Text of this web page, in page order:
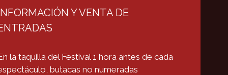
Y VENTA DE
la taquilla del Festival 1 hora antes de cada
butacas no numeradas